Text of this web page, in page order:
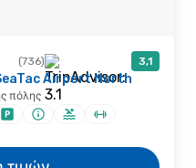
(736) 3,1
Airport North
πόλης